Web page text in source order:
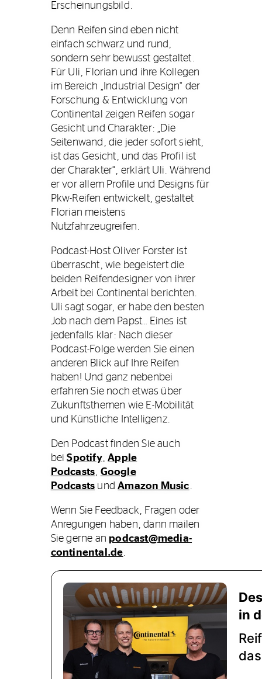
Erscheinungsbild.
Denn Reifen sind eben nicht
einfach schwarz und rund,
sondern sehr bewusst gestaltet.
Für Uli, Florian und ihre Kollegen
im Bereich „Industrial Design“ der
Forschung & Entwicklung von
Continental zeigen Reifen sogar
Gesicht und Charakter: „Die
Seitenwand, die jeder sofort sieht,
ist das Gesicht, und das Profil ist
der Charakter“, erklärt Uli. Während
er vor allem Profile und Designs für
Pkw-Reifen entwickelt, gestaltet
Florian meistens
Nutzfahrzeugreifen.
Podcast-Host Oliver Forster ist
überrascht, wie begeistert die
beiden Reifendesigner von ihrer
Arbeit bei Continental berichten.
Uli sagt sogar, er habe den besten
Job nach dem Papst… Eines ist
jedenfalls klar: Nach dieser
Podcast-Folge werden Sie einen
anderen Blick auf Ihre Reifen
haben! Und ganz nebenbei
erfahren Sie noch etwas über
Zukunftsthemen wie E-Mobilität
und Künstliche Intelligenz.
Den Podcast finden Sie auch
beiSpotify,Apple
Podcasts, Google
Podcasts undAmazon Music.
Wenn Sie Feedback, Fragen oder
Anregungen haben, dann mailen
Sie gerne an podcast@media-
continental.de.